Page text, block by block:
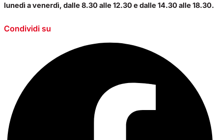
lunedì a venerdì, dalle 8.30 alle 12.30 e dalle 14.30 alle 18.30.
Condividi su